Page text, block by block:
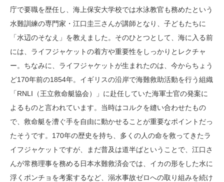
庁で要職を歴任し、海上保安大学校では水泳教官も務めたという
水難訓練の専門家・江口圭三さんが講師となり、子どもたちに
「水辺のそなえ」を教えました。そのひとつとして、海に入る前
には、ライフジャケットの着方や重要性をしっかりとレクチャ
ー。ちなみに、ライフジャケットが生まれたのは、今からちょう
ど170年前の1854年。イギリスの沿岸で海難救助活動を行う組織
「RNLI（王立救命艇協会）」に赴任していた海軍士官の発案に
よるものと言われています。当時はコルクを縫い合わせたもの
で、救命艇を漕ぐ手を自由に動かせることが重要なポイントだっ
たそうです。170年の歴史を持ち、多くの人の命を救ってきたラ
イフジャケットですが、まだ普及は道半ばということで、江口さ
んが常務理事を務める日本水難救済会では、イカの形をした水に
浮くポンチョを考案するなど、溺水事故ゼロへの取り組みを続け